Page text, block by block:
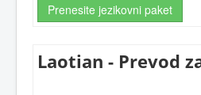
Prenesite jezikovni paket
Laotian - Prevod